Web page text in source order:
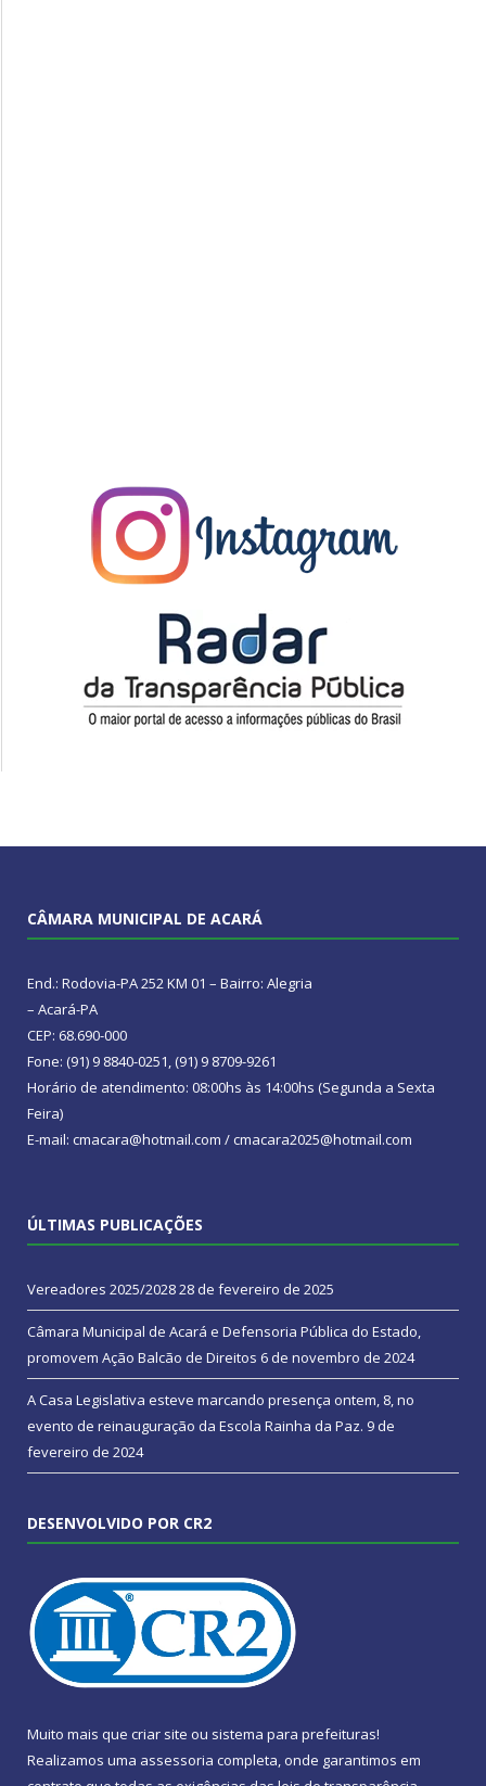
CÂMARA MUNICIPAL DE ACARÁ
End.: Rodovia-PA 252 KM 01 – Bairro: Alegria
– Acará-PA
CEP: 68.690-000
Fone: (91) 9 8840-0251, (91) 9 8709-9261
Horário de atendimento: 08:00hs às 14:00hs (Segunda a Sexta
Feira)
E-mail: cmacara@hotmail.com / cmacara2025@hotmail.com
ÚLTIMAS PUBLICAÇÕES
Vereadores 2025/202828 de fevereiro de 2025
Câmara Municipal de Acará e Defensoria Pública do Estado,
promovem Ação Balcão de Direitos 6 de novembro de 2024
A Casa Legislativa esteve marcando presença ontem, 8, no
evento de reinauguração da Escola Rainha da Paz. 9 de
fevereiro de 2024
DESENVOLVIDO POR CR2
Muito mais que criar site ou sistema para prefeituras!
Realizamos uma assessoria completa, onde garantimos em